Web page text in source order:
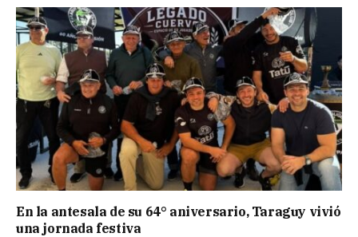
En la antesala de su 64° aniversario, Taraguy vivió
una jornada festiva